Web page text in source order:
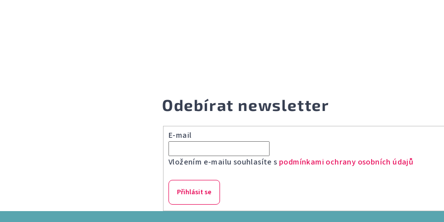
Odebírat newsletter
E-mail
Vložením e-mailu souhlasíte s podmínkami ochrany osobních údajů
Přihlásit se